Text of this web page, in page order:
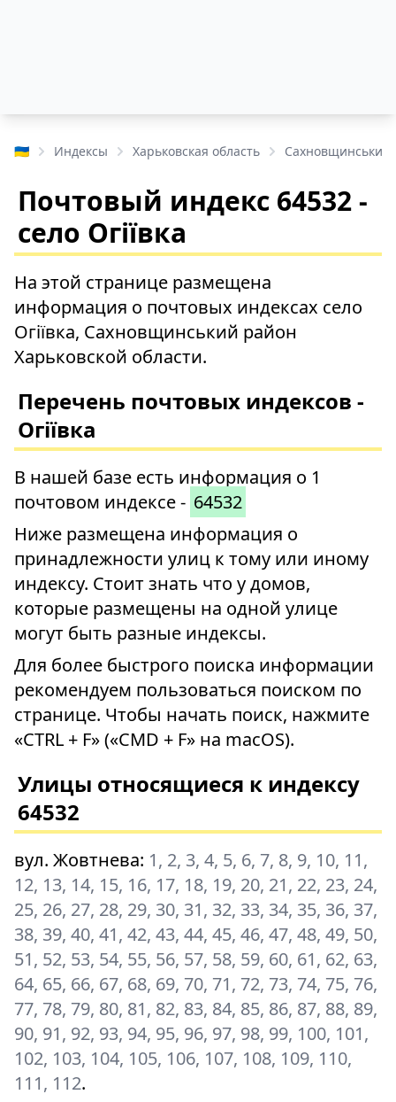
🇺🇦 Индексы Харьковская область Сахновщинський
Почтовый индекс 64532 -
село Огіївка
На этой странице размещена
информация о почтовых индексах село
Огіївка, Сахновщинський район
Харьковской области.
Перечень почтовых индексов -
Огіївка
В нашей базе есть информация о 1
почтовом индексе - 64532
Ниже размещена информация о
принадлежности улиц к тому или иному
индексу. Стоит знать что у домов,
которые размещены на одной улице
могут быть разные индексы.
Для более быстрого поиска информации
рекомендуем пользоваться поиском по
странице. Чтобы начать поиск, нажмите
«CTRL + F» («CMD + F» на macOS).
Улицы относящиеся к индексу
64532
вул. Жовтнева: 1, 2, 3, 4, 5, 6, 7, 8, 9, 10, 11,
12, 13, 14, 15, 16, 17, 18, 19, 20, 21, 22, 23, 24,
25, 26, 27, 28, 29, 30, 31, 32, 33, 34, 35, 36, 37,
38, 39, 40, 41, 42, 43, 44, 45, 46, 47, 48, 49, 50,
51, 52, 53, 54, 55, 56, 57, 58, 59, 60, 61, 62, 63,
64, 65, 66, 67, 68, 69, 70, 71, 72, 73, 74, 75, 76,
77, 78, 79, 80, 81, 82, 83, 84, 85, 86, 87, 88, 89,
90, 91, 92, 93, 94, 95, 96, 97, 98, 99, 100, 101,
102, 103, 104, 105, 106, 107, 108, 109, 110,
111, 112.